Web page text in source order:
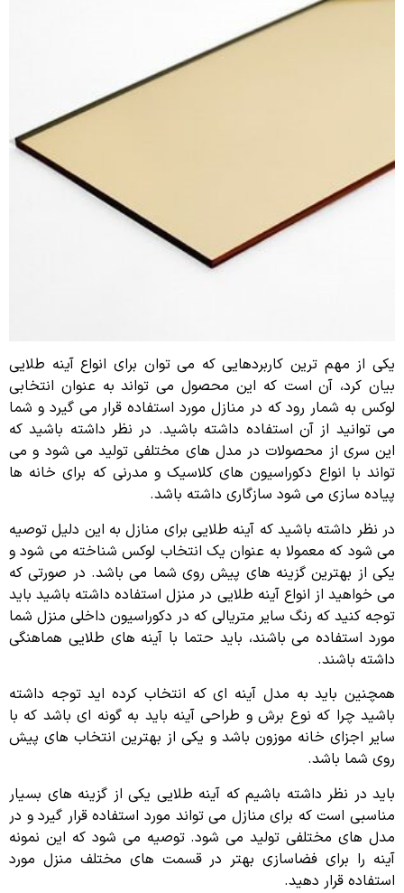
یکی از مهم ترین کاربردهایی که می توان برای انواع آینه طلایی
بیان کرد، آن است که این محصول می تواند به عنوان انتخابی
لوکس به شمار رود که در منازل مورد استفاده قرار می گیرد و شما
می توانید از آن استفاده داشته باشید. در نظر داشته باشید که
این سری از محصولات در مدل های مختلفی تولید می شود و می
تواند با انواع دکوراسیون های کلاسیک و مدرنی که برای خانه ها
پیاده سازی می شود سازگاری داشته باشد.
در نظر داشته باشید که آینه طلایی برای منازل به این دلیل توصیه
می شود که معمولا به عنوان یک انتخاب لوکس شناخته می شود و
یکی از بهترین گزینه های پیش روی شما می باشد. در صورتی که
می خواهید از انواع آینه طلایی در منزل استفاده داشته باشید باید
توجه کنید که رنگ سایر متریالی که در دکوراسیون داخلی منزل شما
مورد استفاده می باشند، باید حتما با آینه های طلایی هماهنگی
داشته باشند.
همچنین باید به مدل آینه ای که انتخاب کرده اید توجه داشته
باشید چرا که نوع برش و طراحی آینه باید به گونه ای باشد که با
سایر اجزای خانه موزون باشد و یکی از بهترین انتخاب های پیش
روی شما باشد.
باید در نظر داشته باشیم که آینه طلایی یکی از گزینه های بسیار
مناسبی است که برای منازل می تواند مورد استفاده قرار گیرد و در
مدل های مختلفی تولید می شود. توصیه می شود که این نمونه
آینه را برای فضاسازی بهتر در قسمت های مختلف منزل مورد
استفاده قرار دهید.